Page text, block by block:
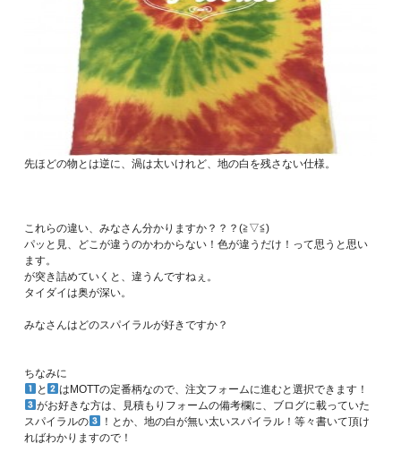
先ほどの物とは逆に、渦は太いけれど、地の白を残さない仕様。
これらの違い、みなさん分かりますか？？？(≧▽≦)
パッと見、どこが違うのかわからない！色が違うだけ！って思うと思い
ます。
が突き詰めていくと、違うんですねぇ。
タイダイは奥が深い。
みなさんはどのスパイラルが好きですか？
ちなみに
と
はMOTTの定番柄なので、注文フォームに進むと選択できます！
がお好きな方は、見積もりフォームの備考欄に、ブログに載っていた
スパイラルの
！とか、地の白が無い太いスパイラル！等々書いて頂け
ればわかりますので！